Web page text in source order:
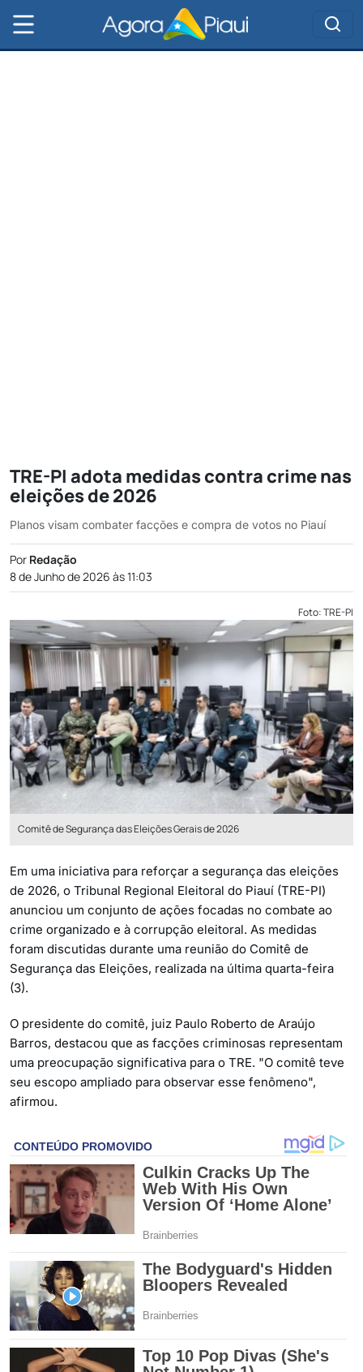
TRE-PI adota medidas contra crime nas
eleições de 2026
Planos visam combater facções e compra de votos no Piauí
Por Redação
8 de Junho de 2026 às 11:03
Foto: TRE-PI
Comitê de Segurança das Eleições Gerais de 2026
Em uma iniciativa para reforçar a segurança das eleições
de 2026, o Tribunal Regional Eleitoral do Piauí (TRE-PI)
anunciou um conjunto de ações focadas no combate ao
crime organizado e à corrupção eleitoral. As medidas
foram discutidas durante uma reunião do Comitê de
Segurança das Eleições, realizada na última quarta-feira
(3).
O presidente do comitê, juiz Paulo Roberto de Araújo
Barros, destacou que as facções criminosas representam
uma preocupação significativa para o TRE. "O comitê teve
seu escopo ampliado para observar esse fenômeno",
afirmou.